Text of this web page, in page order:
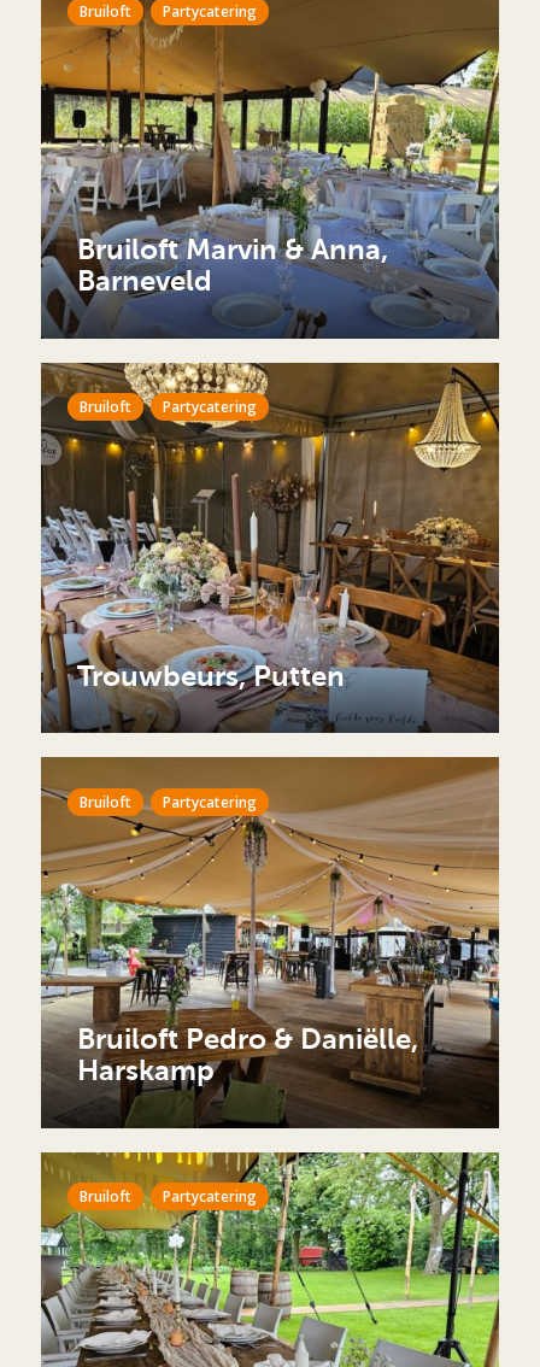
Bruiloft Partycatering
Bruiloft Marvin & Anna,
Barneveld
Bruiloft Partycatering
Trouwbeurs, Putten
Bruiloft Partycatering
Bruiloft Pedro & Daniëlle,
Harskamp
Bruiloft Partycatering